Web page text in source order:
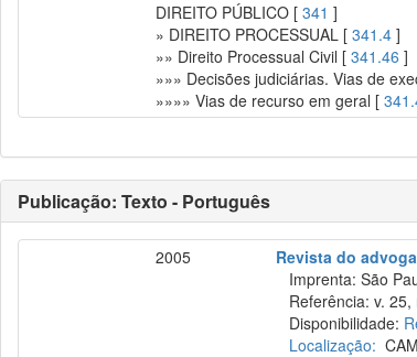
DIREITO PÚBLICO [341 ]
» DIREITO PROCESSUAL [341.4 ]
»» Direito Processual Civil [341.46 ]
»»» Decisões judiciárias. Vias de
»»»» Vias de recurso em geral [
Publicação: Texto - Português
2005 Revista do
Imprenta: São
Referência: v.
Disponibilidade:
Localização: CAM